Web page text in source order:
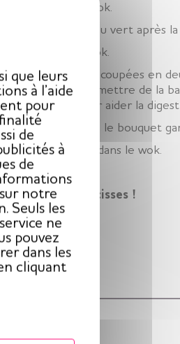
oignons dans le wok.
le chou vert après la
lardons dans le wok.
de terre coupées en
Astuce
: mettre de la
bicarbonate pour aider la
vert ainsi que le bouquet
les ingrédients dans le wok.
au moins 1h.
le chou aux saucisses !
que leurs
à l’aide
pour
de
à
de
notre
Seuls les
ne
pouvez
dans les
cliquant